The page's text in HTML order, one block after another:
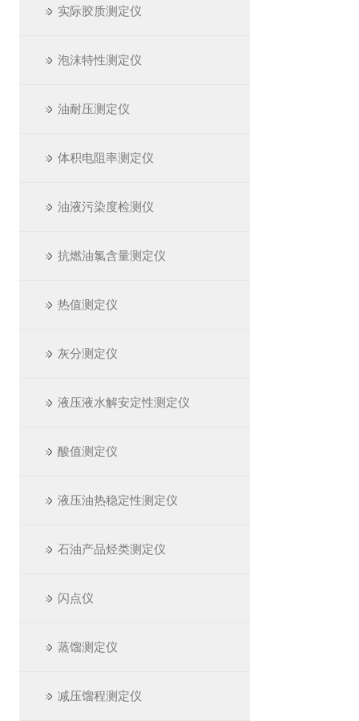
实际胶质测定仪
泡沫特性测定仪
油耐压测定仪
体积电阻率测定仪
油液污染度检测仪
抗燃油氯含量测定仪
热值测定仪
灰分测定仪
液压液水解安定性测定仪
酸值测定仪
液压油热稳定性测定仪
石油产品烃类测定仪
闪点仪
蒸馏测定仪
减压馏程测定仪